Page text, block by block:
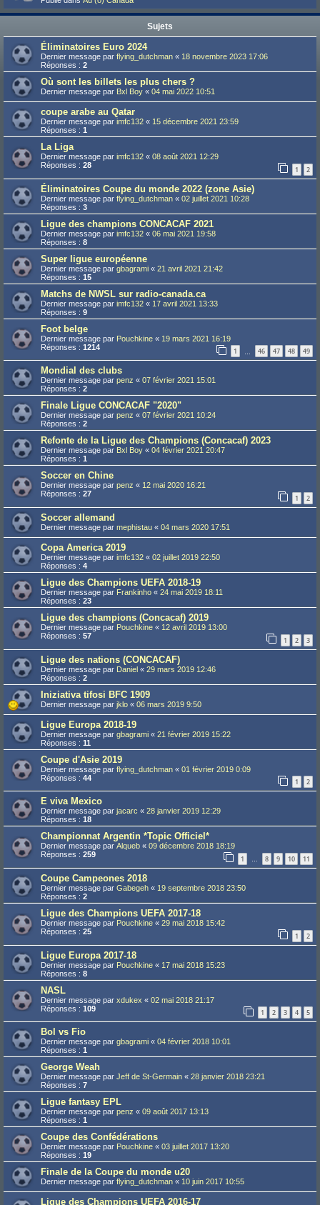
Sujets
Éliminatoires Euro 2024
Dernier message par flying_dutchman « 18 novembre 2023 17:06
Réponses : 2
Où sont les billets les plus chers ?
Dernier message par Bxl Boy « 04 mai 2022 10:51
coupe arabe au Qatar
Dernier message par imfc132 « 15 décembre 2021 23:59
Réponses : 1
La Liga
Dernier message par imfc132 « 08 août 2021 12:29
Réponses : 28 1 2
Éliminatoires Coupe du monde 2022 (zone Asie)
Dernier message par flying_dutchman « 02 juillet 2021 10:28
Réponses : 3
Ligue des champions CONCACAF 2021
Dernier message par imfc132 « 06 mai 2021 19:58
Réponses : 8
Super ligue européenne
Dernier message par gbagrami « 21 avril 2021 21:42
Réponses : 15
Matchs de NWSL sur radio-canada.ca
Dernier message par imfc132 « 17 avril 2021 13:33
Réponses : 9
Foot belge
Dernier message par Pouchkine « 19 mars 2021 16:19
Réponses : 1214 1 46 47 48 49
Mondial des clubs
Dernier message par penz « 07 février 2021 15:01
Réponses : 2
Finale Ligue CONCACAF "2020"
Dernier message par penz « 07 février 2021 10:24
Réponses : 2
Refonte de la Ligue des Champions (Concacaf) 2023
Dernier message par Bxl Boy « 04 février 2021 20:47
Réponses : 1
Soccer en Chine
Dernier message par penz « 12 mai 2020 16:21
Réponses : 27 1 2
Soccer allemand
Dernier message par mephistau « 04 mars 2020 17:51
Copa America 2019
Dernier message par imfc132 « 02 juillet 2019 22:50
Réponses : 4
Ligue des Champions UEFA 2018-19
Dernier message par Frankinho « 24 mai 2019 18:11
Réponses : 23
Ligue des champions (Concacaf) 2019
Dernier message par Pouchkine « 12 avril 2019 13:00
Réponses : 57 1 2 3
Ligue des nations (CONCACAF)
Dernier message par Daniel « 29 mars 2019 12:46
Réponses : 2
Iniziativa tifosi BFC 1909
Dernier message par jklo « 06 mars 2019 9:50
Ligue Europa 2018-19
Dernier message par gbagrami « 21 février 2019 15:22
Réponses : 11
Coupe d'Asie 2019
Dernier message par flying_dutchman « 01 février 2019 0:09
Réponses : 44 1 2
E viva Mexico
Dernier message par jacarc « 28 janvier 2019 12:29
Réponses : 18
Championnat Argentin *Topic Officiel*
Dernier message par Alqueb « 09 décembre 2018 18:19
Réponses : 259 1 … 8 9 10 11
Coupe Campeones 2018
Dernier message par Gabegeh « 19 septembre 2018 23:50
Réponses : 2
Ligue des Champions UEFA 2017-18
Dernier message par Pouchkine « 29 mai 2018 15:42
Réponses : 25 1 2
Ligue Europa 2017-18
Dernier message par Pouchkine « 17 mai 2018 15:23
Réponses : 8
NASL
Dernier message par xdukex « 02 mai 2018 21:17
Réponses : 109 1 2 3 4 5
Bol vs Fio
Dernier message par gbagrami « 04 février 2018 10:01
Réponses : 1
George Weah
Dernier message par Jeff de St-Germain « 28 janvier 2018 23:21
Réponses : 7
Ligue fantasy EPL
Dernier message par penz « 09 août 2017 13:13
Réponses : 1
Coupe des Confédérations
Dernier message par Pouchkine « 03 juillet 2017 13:20
Réponses : 19
Finale de la Coupe du monde u20
Dernier message par flying_dutchman « 10 juin 2017 10:55
Ligue des Champions UEFA 2016-17